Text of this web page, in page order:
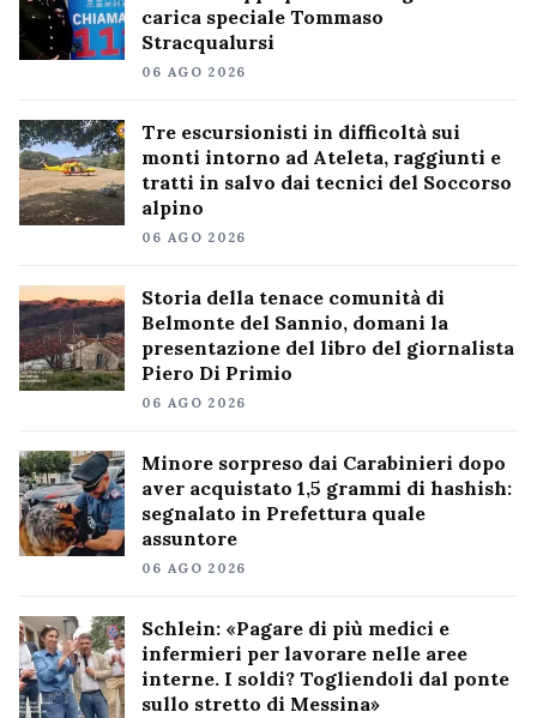
carica speciale Tommaso
Stracqualursi
06 AGO 2026
Tre escursionisti in difficoltà sui
monti intorno ad Ateleta, raggiunti e
tratti in salvo dai tecnici del Soccorso
alpino
06 AGO 2026
Storia della tenace comunità di
Belmonte del Sannio, domani la
presentazione del libro del giornalista
Piero Di Primio
06 AGO 2026
Minore sorpreso dai Carabinieri dopo
aver acquistato 1,5 grammi di hashish:
segnalato in Prefettura quale
assuntore
06 AGO 2026
Schlein: «Pagare di più medici e
infermieri per lavorare nelle aree
interne. I soldi? Togliendoli dal ponte
sullo stretto di Messina»